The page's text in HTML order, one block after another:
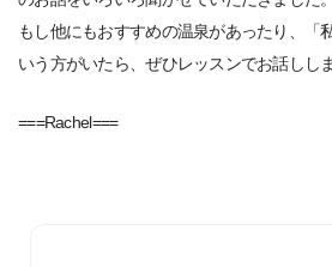
もし他にもおすすめの温泉があったり、「
いう方がいたら、ぜひレッスンでお話しし
===Rachel===